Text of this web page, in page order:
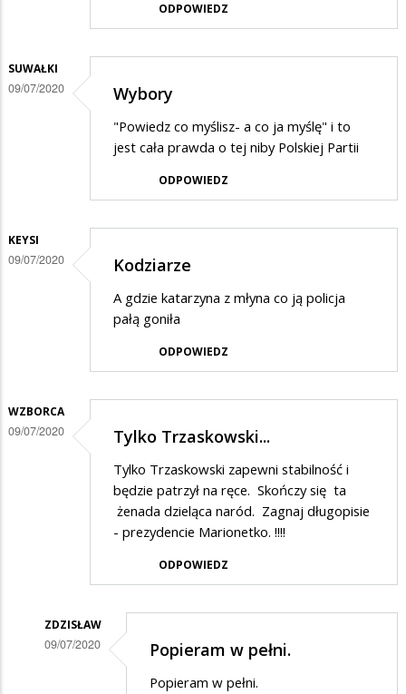
ODPOWIEDZ
SUWAŁKI
09/07/2020 Wybory
"Powiedz co myślisz- a co ja myślę" i to
jest cała prawda o tej niby Polskiej Partii
ODPOWIEDZ
KEYSI
09/07/2020 Kodziarze
A gdzie katarzyna z młyna co ją policja
pałą goniła
ODPOWIEDZ
WZBORCA
09/07/2020 Tylko Trzaskowski...
Tylko Trzaskowski zapewni stabilność i
będzie patrzył na ręce. Skończy się ta
żenada dzieląca naród. Zagnaj długopisie
- prezydencie Marionetko. !!!!
ODPOWIEDZ
ZDZISŁAW
09/07/2020 Popieram w pełni.
Popieram w pełni.